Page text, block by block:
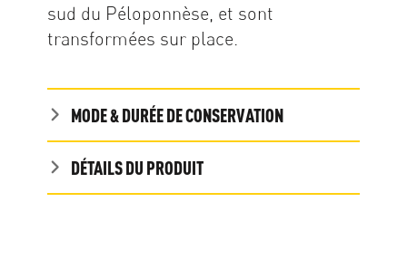
sud du Péloponnèse, et sont
transformées sur place.
MODE & DURÉE DE CONSERVATION
DÉTAILS DU PRODUIT